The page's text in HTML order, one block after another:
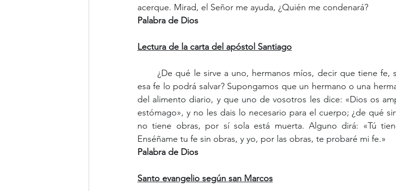
acerque. Mirad, el Señor me ayuda, ¿Quién me condenará?
Palabra de Dios
Lectura de la carta del apóstol Santiago
esa fe lo podrá salvar? Supongamos que un hermano o una
del alimento diario, y que uno de vosotros les dice: «Dios os
estómago», y no les dais lo necesario para el cuerpo; ¿de qué
no tiene obras, por sí sola está muerta. Alguno dirá: «Tú
Enséñame tu fe sin obras, y yo, por las obras, te probaré mi fe.»
Palabra de Dios
Santo evangelio según san Marcos